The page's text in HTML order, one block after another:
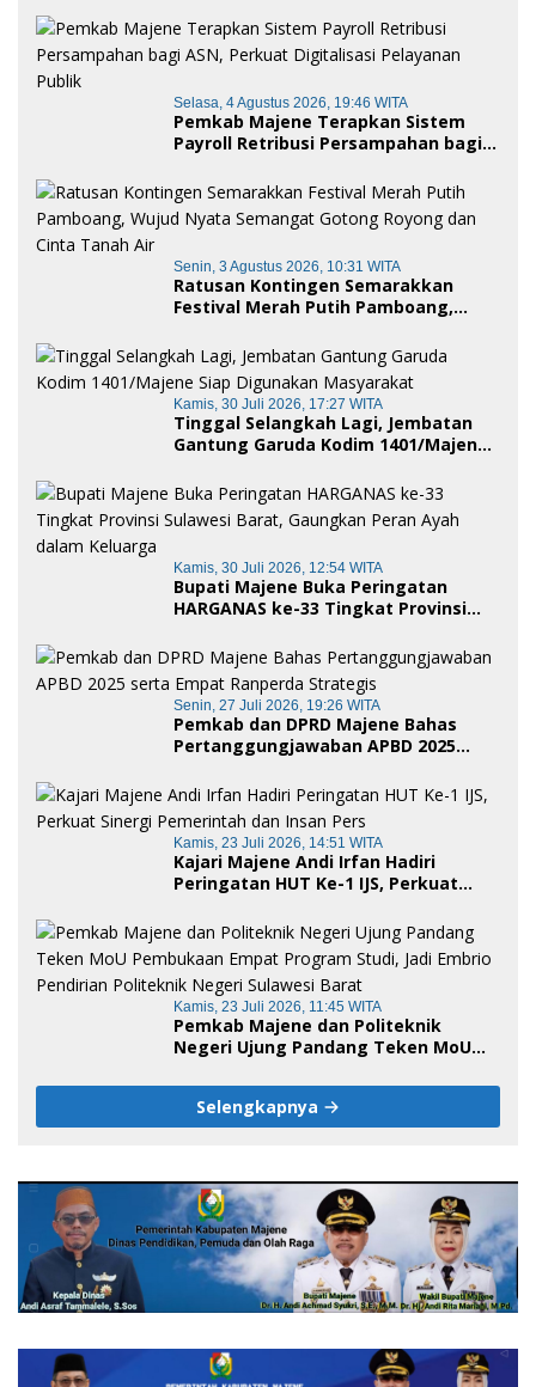
Kehormatan Adat
Selasa, 4 Agustus 2026, 19:46 WITA
Pemkab Majene Terapkan Sistem
Payroll Retribusi Persampahan bagi
Publik
Senin, 3 Agustus 2026, 10:31 WITA
Ratusan Kontingen Semarakkan
Festival Merah Putih Pamboang,
Royong dan Cinta Tanah Air
Kamis, 30 Juli 2026, 17:27 WITA
Tinggal Selangkah Lagi, Jembatan
Gantung Garuda Kodim 1401/Majene
Kamis, 30 Juli 2026, 12:54 WITA
Bupati Majene Buka Peringatan
HARGANAS ke-33 Tingkat Provinsi
Ayah dalam Keluarga
Senin, 27 Juli 2026, 19:26 WITA
Pemkab dan DPRD Majene Bahas
Pertanggungjawaban APBD 2025
Kamis, 23 Juli 2026, 14:51 WITA
Kajari Majene Andi Irfan Hadiri
Peringatan HUT Ke-1 IJS, Perkuat
Kamis, 23 Juli 2026, 11:45 WITA
Pemkab Majene dan Politeknik
Negeri Ujung Pandang Teken MoU
Jadi Embrio Pendirian Politeknik
Negeri Sulawesi Barat
Selengkapnya